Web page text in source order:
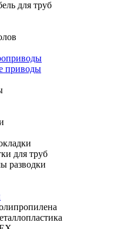
для труб
приводы
для труб
разводки